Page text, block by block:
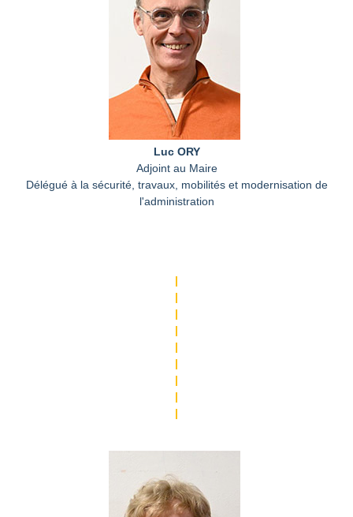
Luc ORY
Adjoint au Maire
Délégué à la sécurité, travaux, mobilités et modernisation de
l'administration
|
|
|
|
|
|
|
|
|